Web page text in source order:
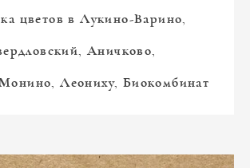
цветов в Лукино-Варино,
Аничково,
Леониху, Биокомбинат